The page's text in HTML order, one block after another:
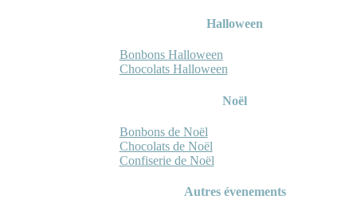
Halloween
Bonbons Halloween
Chocolats Halloween
Noël
Bonbons de Noël
Chocolats de Noël
Confiserie de Noël
Autres évenements